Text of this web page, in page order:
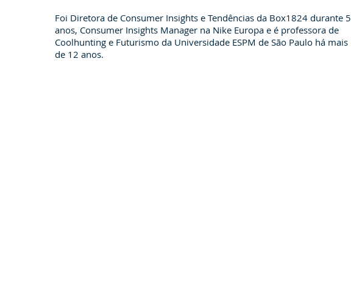
Foi Diretora de Consumer Insights e Tendências da Box1824 durante 5
anos, Consumer Insights Manager na Nike Europa e é professora de
Coolhunting e Futurismo da Universidade ESPM de São Paulo há mais
de 12 anos.